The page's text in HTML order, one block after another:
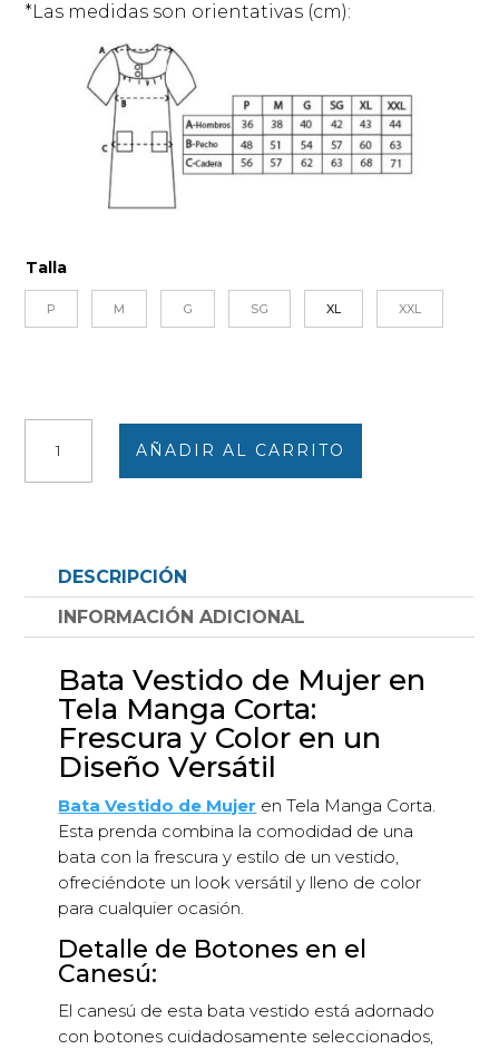
*Las medidas son orientativas (cm):
Talla
P M G SG XL XXL
vestido
mujer
detalle
botones
en
estampado
abstracto
azules,
verdes
cantidad
AÑADIR AL CARRITO
DESCRIPCIÓN
INFORMACIÓN ADICIONAL
Bata Vestido de Mujer en
Tela Manga Corta:
Frescura y Color en un
Diseño Versátil
Bata Vestido de Mujer en Tela Manga Corta.
Esta prenda combina la comodidad de una
bata con la frescura y estilo de un vestido,
ofreciéndote un look versátil y lleno de color
para cualquier ocasión.
Detalle de Botones en el
Canesú:
El canesú de esta bata vestido está adornado
con botones cuidadosamente seleccionados,